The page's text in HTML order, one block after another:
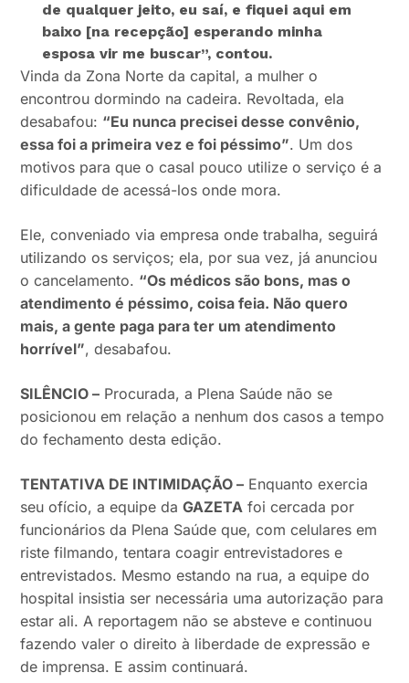
de qualquer jeito, eu saí, e fiquei aqui em
baixo [na recepção] esperando minha
esposa vir me buscar”, contou.
Vinda da Zona Norte da capital, a mulher o
encontrou dormindo na cadeira. Revoltada, ela
desabafou: “Eu nunca precisei desse convênio,
essa foi a primeira vez e foi péssimo”. Um dos
motivos para que o casal pouco utilize o serviço é a
dificuldade de acessá-los onde mora.
Ele, conveniado via empresa onde trabalha, seguirá
utilizando os serviços; ela, por sua vez, já anunciou
o cancelamento. “Os médicos são bons, mas o
atendimento é péssimo, coisa feia. Não quero
mais, a gente paga para ter um atendimento
horrível”, desabafou.
SILÊNCIO – Procurada, a Plena Saúde não se
posicionou em relação a nenhum dos casos a tempo
do fechamento desta edição.
TENTATIVA DE INTIMIDAÇÃO – Enquanto exercia
seu ofício, a equipe daGAZETA foi cercada por
funcionários da Plena Saúde que, com celulares em
riste filmando, tentara coagir entrevistadores e
entrevistados. Mesmo estando na rua, a equipe do
hospital insistia ser necessária uma autorização para
estar ali. A reportagem não se absteve e continuou
fazendo valer o direito à liberdade de expressão e
de imprensa. E assim continuará.